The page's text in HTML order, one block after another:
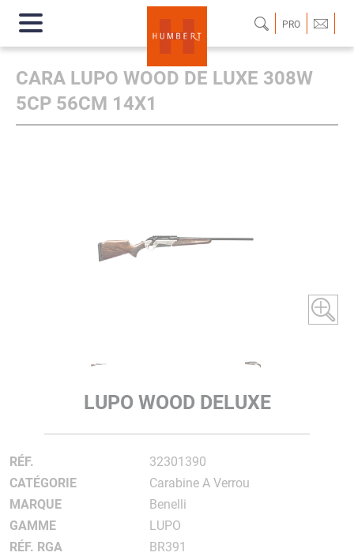
PRO
CARA LUPO WOOD DE LUXE 308W
5CP 56CM 14X1
LUPO WOOD DELUXE
RÉF.
32301390
CATÉGORIE
Carabine A Verrou
MARQUE
Benelli
GAMME
LUPO
RÉF. RGA
BR391